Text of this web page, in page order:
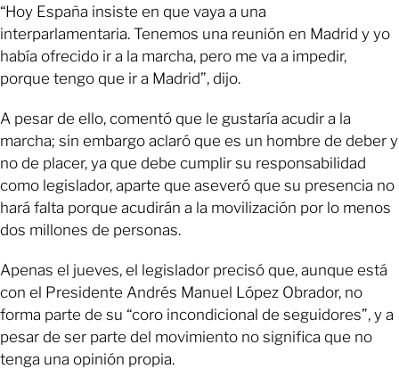
“Hoy España insiste en que vaya a una
interparlamentaria. Tenemos una reunión en Madrid y yo
había ofrecido ir a la marcha, pero me va a impedir,
porque tengo que ir a Madrid”, dijo.
A pesar de ello, comentó que le gustaría acudir a la
marcha; sin embargo aclaró que es un hombre de deber y
no de placer, ya que debe cumplir su responsabilidad
como legislador, aparte que aseveró que su presencia no
hará falta porque acudirán a la movilización por lo menos
dos millones de personas.
Apenas el jueves, el legislador precisó que, aunque está
con el Presidente Andrés Manuel López Obrador, no
forma parte de su “coro incondicional de seguidores”, y a
pesar de ser parte del movimiento no significa que no
tenga una opinión propia.